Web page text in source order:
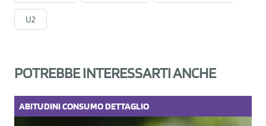
U2
POTREBBE INTERESSARTI ANCHE
ABITUDINICONSUMODETTAGLIO